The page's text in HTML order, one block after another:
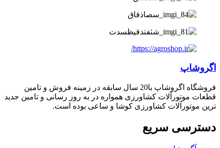
اگروشاپ
فروشگاه اگروشاپ با20 سال سابقه در زمینه فروش و تامین
قطعات موتورآلات کشاورزی همواره در به روز رسانی و تامین جدید
ترین موتورآلات کشاورزی کوشا و ساعی بوده است.
دسترسی سریع